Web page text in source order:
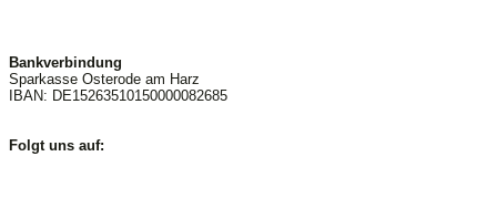
Bankverbindung
Sparkasse Osterode am Harz
IBAN: DE15263510150000082685
Folgt uns auf: